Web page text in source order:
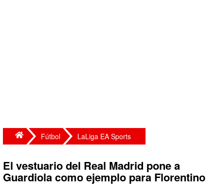
Fútbol LaLiga EA Sports
El vestuario del Real Madrid pone a
Guardiola como ejemplo para Florentino